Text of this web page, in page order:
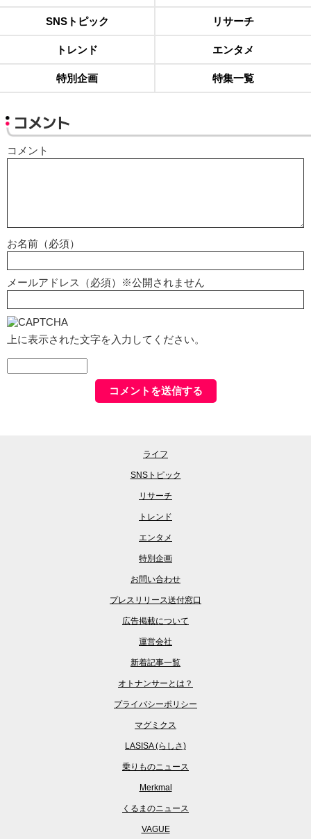
SNSトピック リサーチ
トレンド エンタメ
特別企画 特集一覧
コメント
コメント
お名前（必須）
メールアドレス（必須）※公開されません
上に表示された文字を入力してください。
ライフ
SNSトピック
リサーチ
トレンド
エンタメ
特別企画
お問い合わせ
プレスリリース送付窓口
広告掲載について
運営会社
新着記事一覧
オトナンサーとは？
プライバシーポリシー
マグミクス
LASISA (らしさ)
乗りものニュース
Merkmal
くるまのニュース
VAGUE